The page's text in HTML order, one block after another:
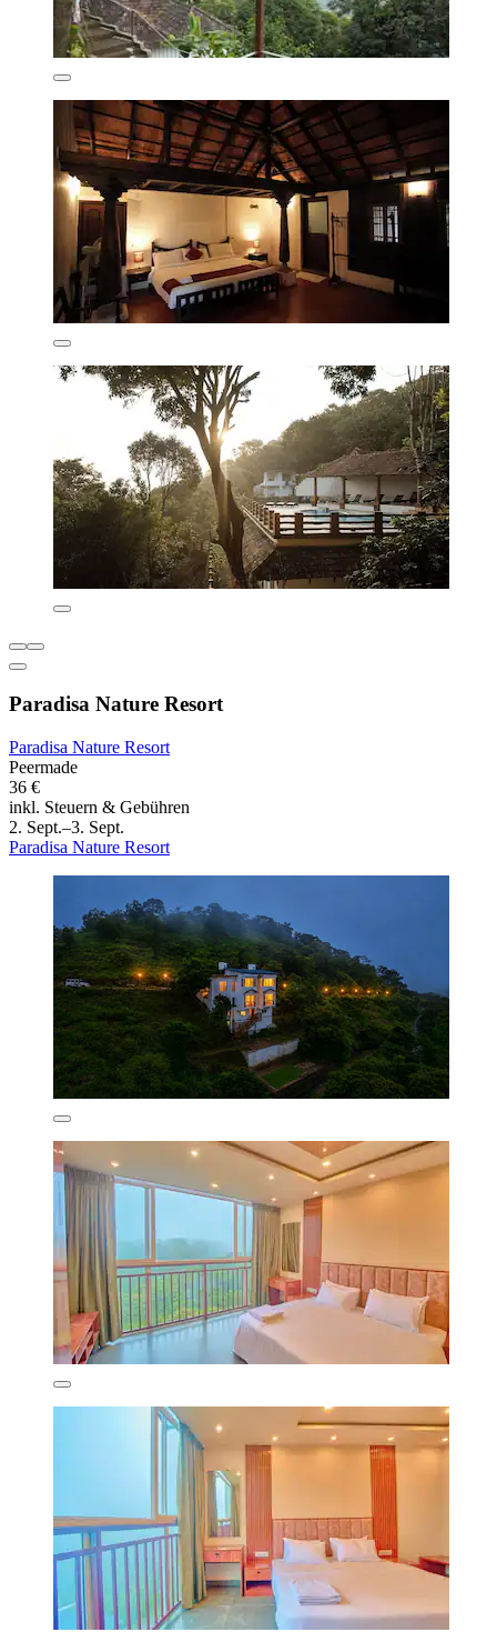
Paradisa Nature Resort
Paradisa Nature Resort
Peermade
36 €
inkl. Steuern & Gebühren
2. Sept.–3. Sept.
Paradisa Nature Resort